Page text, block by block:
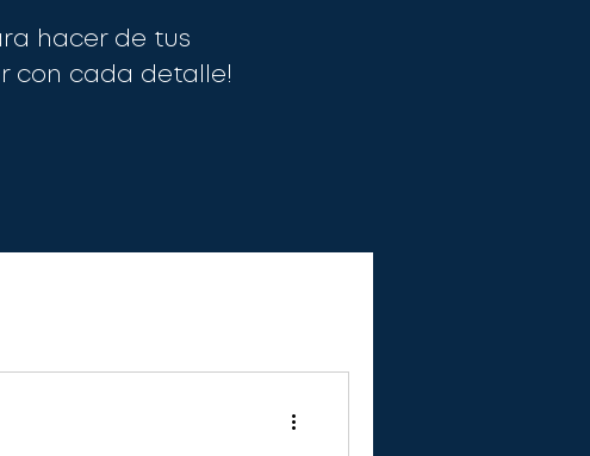
hacer de tus
con cada detalle!